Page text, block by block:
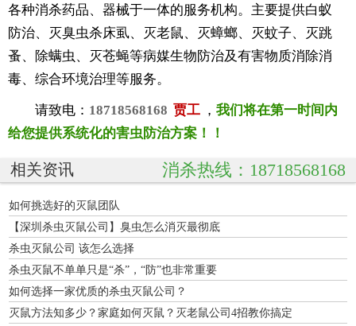
各种消杀药品、器械于一体的服务机构。主要提供白蚁
防治、灭臭虫杀床虱、灭老鼠、灭蟑螂、灭蚊子、灭跳
蚤、除螨虫、灭苍蝇等病媒生物防治及有害物质消除消
毒、综合环境治理等服务。
请致电： 18718568168 贾工 ， 我们将在第一时间内
给您提供系统化的害虫防治方案！！
相关资讯 消杀热线：18718568168
如何挑选好的灭鼠团队
【深圳杀虫灭鼠公司】臭虫怎么消灭最彻底
杀虫灭鼠公司 该怎么选择
杀虫灭鼠不单单只是“杀”，“防”也非常重要
如何选择一家优质的杀虫灭鼠公司？
灭鼠方法知多少？家庭如何灭鼠？灭老鼠公司4招教你搞定